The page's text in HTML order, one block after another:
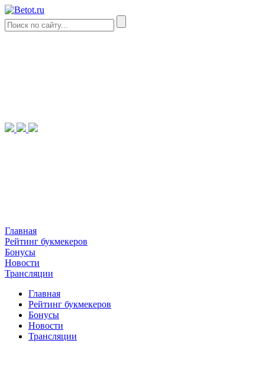
Главная
Рейтинг букмекеров
Бонусы
Новости
Трансляции
Главная
Рейтинг букмекеров
Бонусы
Новости
Трансляции